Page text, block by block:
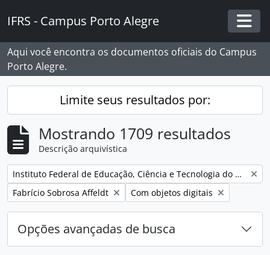
IFRS - Campus Porto Alegre
Aqui você encontra os documentos oficiais do Campus
Porto Alegre.
Limite seus resultados por:
Mostrando 1709 resultados
Descrição arquivística
Remover filtro:
Instituto Federal de Educação, Ciência e Tecnologia do Rio Grande do Sul - Campus Porto Alegre
Remover filtro:
Fabrício Sobrosa Affeldt Remover filtro:
Com objetos digitais
Opções avançadas de busca